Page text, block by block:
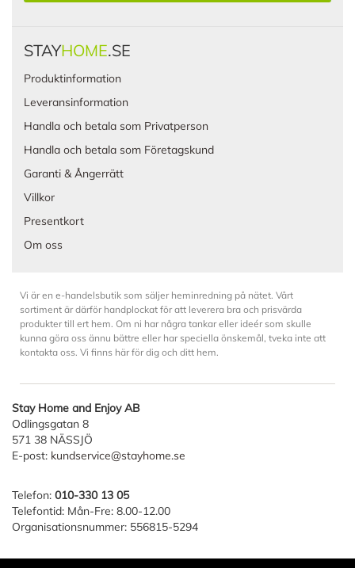
STAYHOME.SE
Produktinformation
Leveransinformation
Handla och betala som Privatperson
Handla och betala som Företagskund
Garanti & Ångerrätt
Villkor
Presentkort
Om oss
Vi är en e-handelsbutik som säljer heminredning på nätet. Vårt
sortiment är därför handplockat för att leverera bra och prisvärda
produkter till ert hem. Om ni har några tankar eller ideér som skulle
kunna göra oss ännu bättre eller har speciella önskemål, tveka inte att
kontakta oss. Vi finns här för dig och ditt hem.
Stay Home and Enjoy AB
Odlingsgatan 8
571 38 NÄSSJÖ
E-post: kundservice@stayhome.se
Telefon: 010-330 13 05
Telefontid: Mån-Fre: 8.00-12.00
Organisationsnummer: 556815-5294